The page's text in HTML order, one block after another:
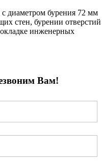
диаметром бурения 72 мм
стен, бурении отверстий
инженерных
Вам!